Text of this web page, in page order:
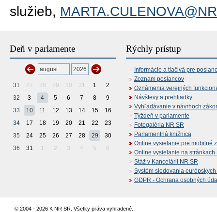
služieb,
Deň v parlamente
31 27 28 29 30 31 1
2
32
3 4 5 6 7 8
9
33
10 11 12 13 14 15
16
34
17 18 19 20 21 22
23
35
24 25 26 27 28 29
30
36
31 1 2 3 4 5 6
Rýchly prístup
Informácie a tlačivá pre
Zoznam poslancov
Oznámenia verejných
Návštevy a prehliadky
Vyhľadávanie v návrhoch
Týždeň v parlamente
Fotogaléria NR SR
Parlamentná knižnica
Online vysielanie pre mobilné
Online vysielanie na stránkach
Stáž v Kancelárii NR SR
Systém sledovania
GDPR - Ochrana osobných
© 2004 - 2026 K NR SR. Všetky práva vyhradené.